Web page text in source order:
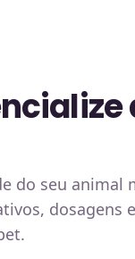
do seu
dosagens